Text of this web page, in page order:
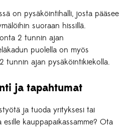
on pysäköintihalli, josta pääsee
suoraan hissillä.
2 tunnin ajan
puolella on myös
tunnin ajan pysäköintikiekolla.
ja tapahtumat
ja tuoda yrityksesi tai
kauppapaikassamme? Ota